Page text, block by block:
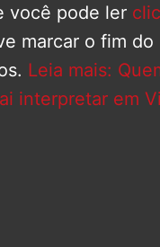
você pode ler
marcar o fim do
Leia mais:
interpretar em